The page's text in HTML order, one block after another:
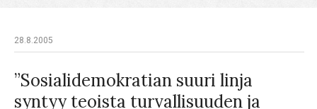
28.8.2005
”Sosialidemokratian suuri linja
syntyy teoista turvallisuuden ja